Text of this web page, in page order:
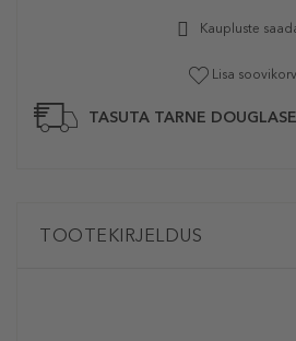
Kaupluste
Lisa
TASUTA TARNE
TOOTEKIRJELDUS